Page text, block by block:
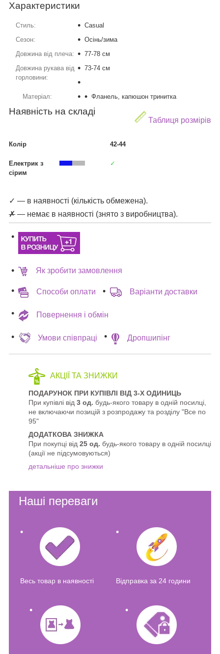
Характеристики
Стиль:
Casual
Сезон:
Осінь/зима
Довжина від плеча:
77-78 см
Довжина рукава від
горловини:
73-74 см
Матеріал: Фланель, капюшон тринитка
Таблиця розмірів
Наявність на складі
Колір 42-44
Електрик з
сірим
✓
✓ — в наявності (кількість обмежена).
✗ — немає в наявності (знято з виробництва).
Як зробити замовлення
Способи оплати Варіанти доставки
Повернення і обмін
Умови співпраці Дропшипінг
АКЦІЇ ТА ЗНИЖКИ
ПОДАРУНОК ПРИ КУПІВЛІ ВІД 3-Х ОДИНИЦЬ
При купівлі від 3 од. будь-якого товару в одній посилці,
не включаючи позицій з розпродажу та розділу "Все по
95"
ДОДАТКОВА ЗНИЖКА
При покупці від 25 од. будь-якого товару в одній посилці
(акції не підсумовуються)
детальніше про знижки
Наші переваги
Весь товар в наявності Відправка за 24 години